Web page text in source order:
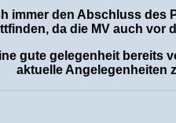
immer den Abschluss des
da die MV auch vor
gute gelegenheit bereits
aktuelle Angelegenheiten